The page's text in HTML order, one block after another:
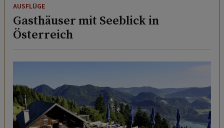
AUSFLÜGE
Gasthäuser mit Seeblick in
Österreich